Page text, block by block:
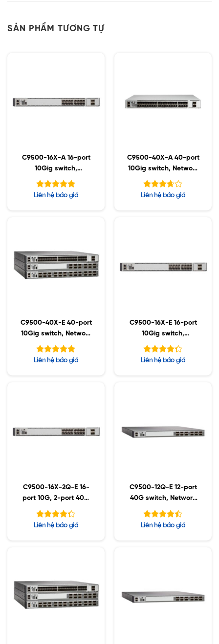
SẢN PHẨM TƯƠNG TỰ
C9500-16X-A 16-port
10Gig switch,
Advantage
Được xếp
Liên hệ báo giá
C9500-40X-A 40-port
10Gig switch, Network
Advantage
Được
Liên hệ báo giá
C9500-40X-E 40-port
10Gig switch, Network
Essentials
Được xếp
Liên hệ báo giá
C9500-16X-E 16-port
10Gig switch,
Essentials
Được xếp
Liên hệ báo giá
C9500-16X-2Q-E 16-
port 10G, 2-port 40G
switch
Được xếp
Liên hệ báo giá
C9500-12Q-E 12-port
40G switch, Network
Essentials
Được xếp
Liên hệ báo giá